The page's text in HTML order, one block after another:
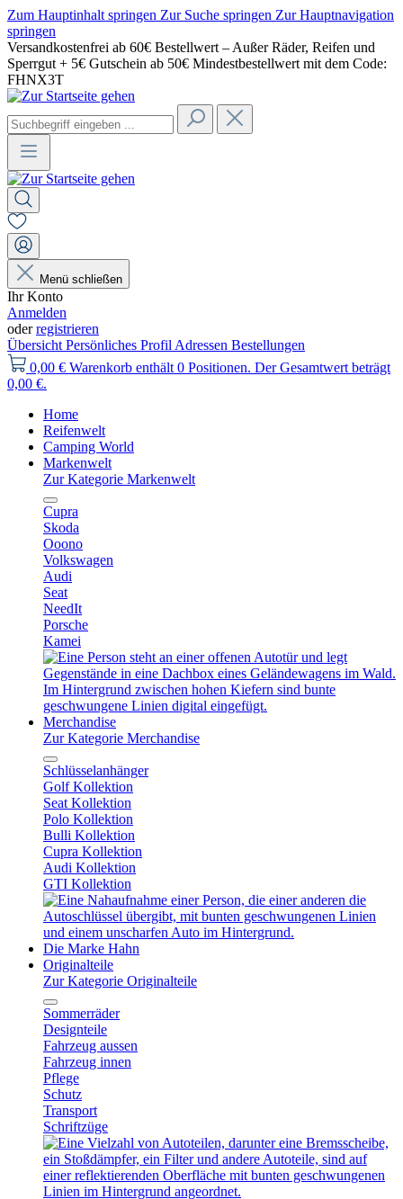
Zum Hauptinhalt springen Zur Suche springen Zur Hauptnavigation
springen
Versandkostenfrei ab 60€ Bestellwert – Außer Räder, Reifen und
Sperrgut + 5€ Gutschein ab 50€ Mindestbestellwert mit dem Code:
FHNX3T
Menü schließen
Ihr Konto
Anmelden
oderregistrieren
Übersicht Persönliches Profil Adressen Bestellungen
0,00 € Warenkorb enthält 0 Positionen. Der Gesamtwert beträgt
0,00 €.
Home
Reifenwelt
Camping World
Markenwelt
Zur Kategorie Markenwelt
Cupra
Skoda
Ooono
Volkswagen
Audi
Seat
NeedIt
Porsche
Kamei
Merchandise
Zur Kategorie Merchandise
Schlüsselanhänger
Golf Kollektion
Seat Kollektion
Polo Kollektion
Bulli Kollektion
Cupra Kollektion
Audi Kollektion
GTI Kollektion
Die Marke Hahn
Originalteile
Zur Kategorie Originalteile
Sommerräder
Designteile
Fahrzeug aussen
Fahrzeug innen
Pflege
Schutz
Transport
Schriftzüge